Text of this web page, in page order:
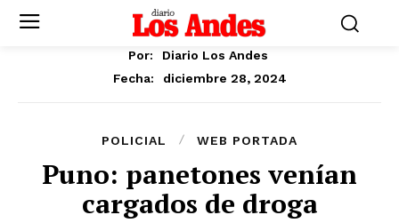
Por:
Diario Los Andes
Fecha:
diciembre 28, 2024
POLICIAL WEB PORTADA
Puno: panetones venían
cargados de droga